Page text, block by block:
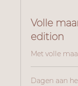
Volle
edition
Met volle
Dagen aan